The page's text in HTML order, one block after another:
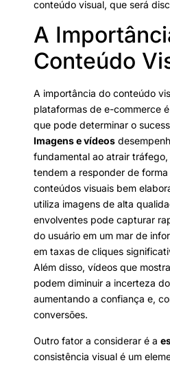
conteúdo visual, que será
A
Conteúdo
A importância do conteúdo
plataformas de e-commerce
que pode determinar o
Imagens e vídeos
fundamental ao atrair
tendem a responder de
conteúdos visuais bem
utiliza imagens de alta
envolventes pode capturar
do usuário em um mar de
em taxas de cliques
Além disso, vídeos que
podem diminuir a incerteza
aumentando a confiança e,
conversões.
Outro fator a considerar é a
consistência visual é um